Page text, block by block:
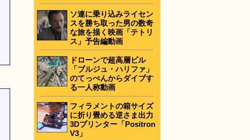
ソ連に乗り込みライセン
スを勝ち取った男の数奇
な旅を描く映画「テトリ
ス」予告編動画
ドローンで超高層ビル
「ブルジュ・ハリファ」
のてっぺんからダイブす
る一人称動画
フィラメントの箱サイズ
に折り畳める逆さま出力
3Dプリンター「Positron
V3」